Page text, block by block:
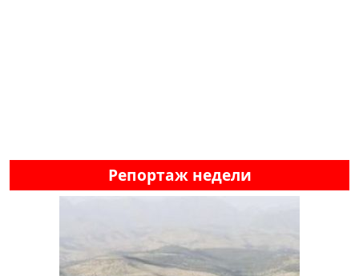
Репортаж недели